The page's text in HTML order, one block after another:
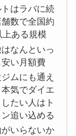
トはラバに続
舗数で全国約
上ある規模
なんといっ
い月額費
ムにも通え
気でダイエ
したい人はト
ン追い込める
いらないか